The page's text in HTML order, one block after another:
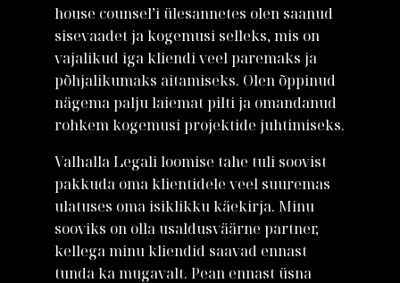
house counsel’i ülesannetes olen saanud
sisevaadet ja kogemusi selleks, mis on
vajalikud iga kliendi veel paremaks ja
põhjalikumaks aitamiseks. Olen õppinud
nägema palju laiemat pilti ja omandanud
rohkem kogemusi projektide juhtimiseks.
Valhalla Legali loomise tahe tuli soovist
pakkuda oma klientidele veel suuremas
ulatuses oma isiklikku käekirja. Minu
sooviks on olla usaldusväärne partner,
kellega minu kliendid saavad ennast
tunda ka mugavalt. Pean ennast üsna